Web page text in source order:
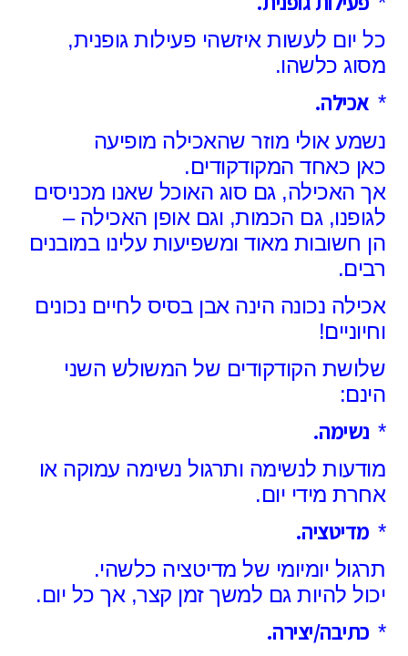
כל יום לעשות איזשהי פעילות גופנית,
מסוג כלשהו.
* אכילה.
נשמע אולי מוזר שהאכילה מופיעה
כאן כאחד המקודקודים.
אך האכילה, גם סוג האוכל שאנו מכניסים
לגופנו,גם הכמות, וגם אופן האכילה –
הן חשובות מאוד ומשפיעות עלינו במובנים
רבים.
אכילה נכונה הינה אבן בסיס לחיים נכונים
וחיוניים!
שלושת הקודקודים של המשולש השני
הינם:
* נשימה.
מודעות לנשימה ותרגול נשימה עמוקה או
אחרת מידי יום.
* מדיטציה.
תרגול יומיומי של מדיטציה כלשהי.
יכול להיות גם למשך זמן קצר, אך כל יום.
* כתיבה/יצירה.